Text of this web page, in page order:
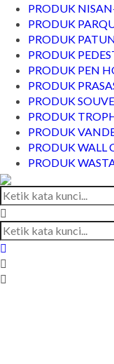
PRODUK
PRODUK
PRODUK
PRODUK
PRODUK PEN
PRODUK
PRODUK
PRODUK
PRODUK
PRODUK WALL
PRODUK